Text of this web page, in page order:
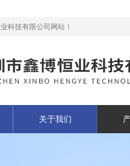
科技有限公司网站！
关于我们